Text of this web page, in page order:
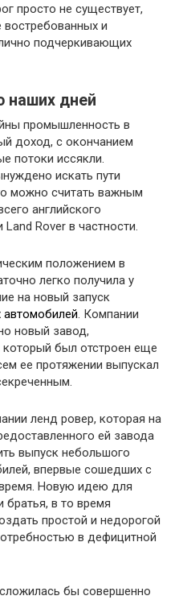
просто не существует,
востребованных и
подчеркивающих
наших дней
промышленность в
доход, с окончанием
потоки иссякли.
искать пути
можно считать важным
английского
Rover в частности.
положением в
легко получила у
на новый запуск
автомобилей. Компании
новый завод,
был отстроен еще
ее протяжении выпускал
ленд ровер, которая на
ей завода
выпуск небольшого
впервые сошедших с
Новую идею для
в то время
простой и недорогой
в дефицитной
бы совершенно